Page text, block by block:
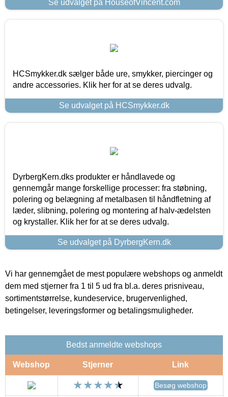
Se udvalget på HouseofVincent.com
HCSmykker.dk sælger både ure, smykker, piercinger og
andre accessories. Klik her for at se deres udvalg.
Se udvalget på HCSmykker.dk
DyrbergKern.dks produkter er håndlavede og
gennemgår mange forskellige processer: fra støbning,
polering og belægning af metalbasen til håndfletning af
læder, slibning, polering og montering af halv-ædelsten
og krystaller. Klik her for at se deres udvalg.
Se udvalget på DyrbergKern.dk
Vi har gennemgået de mest populære webshops og anmeldt
dem med stjerner fra 1 til 5 ud fra bl.a. deres prisniveau,
sortimentstørrelse, kundeservice, brugervenlighed,
betingelser, leveringsformer og betalingsmuligheder.
Bedst anmeldte webshops
Webshop Stjerner Link
Besøg webshop